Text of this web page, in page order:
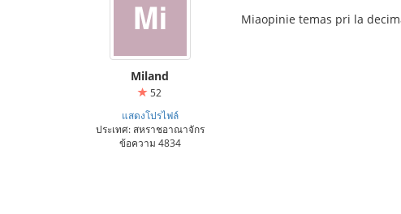
Miland
52
แสดงโปรไฟล์
ประเทศ: สหราชอาณาจักร
ข้อความ 4834
Miaopinie temas pri la